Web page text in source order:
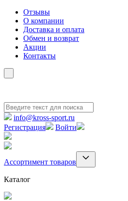
Отзывы
О компании
Доставка и оплата
Обмен и возврат
Акции
Контакты
info@kross-sport.ru
Регистрация
Войти
Ассортимент товаров
Каталог